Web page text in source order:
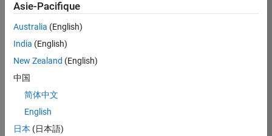
Résumé
du
poste
Are you
about
state-of-
the-art
Asie-Pacifique
Australia (English)
India (English)
New Zealand (English)
中国
简体中文
English
日本 (日本語)